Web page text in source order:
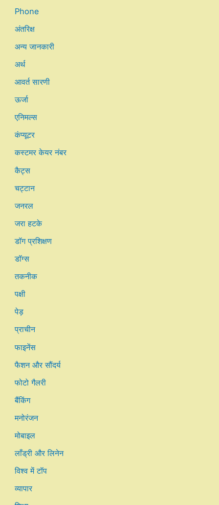
Phone
अंतरिक्ष
अन्य जानकारी
अर्थ
आवर्त सारणी
ऊर्जा
एनिमल्स
कंप्यूटर
कस्टमर केयर नंबर
कैट्स
चट्टान
जनरल
जरा हटके
डॉग प्रशिक्षण
डॉग्स
तकनीक
पक्षी
पेड़
प्राचीन
फाइनेंस
फैशन और सौंदर्य
फोटो गैलरी
बैंकिंग
मनोरंजन
मोबाइल
लाँड्री और लिनेन
विश्व में टॉप
व्यापार